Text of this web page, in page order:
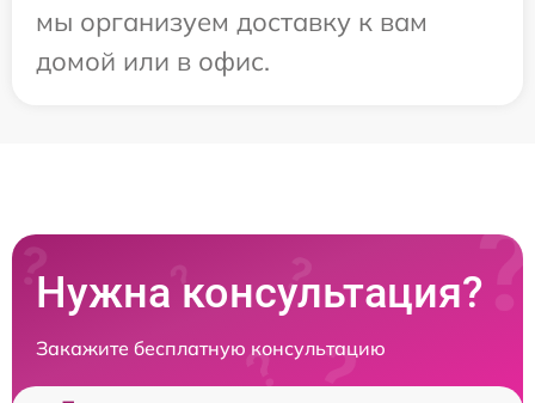
мы организуем доставку к вам
домой или в офис.
Нужна консультация?
Закажите бесплатную консультацию